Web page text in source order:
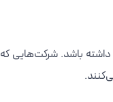
داشته باشد. شرکت‌هایی که